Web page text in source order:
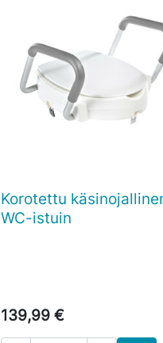
 Pikakatselu
Korotettu
WC-istuin
139,99 €